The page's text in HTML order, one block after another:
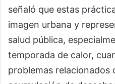
señaló que estas
imagen urbana y
salud pública,
temporada de calor,
problemas relacionados